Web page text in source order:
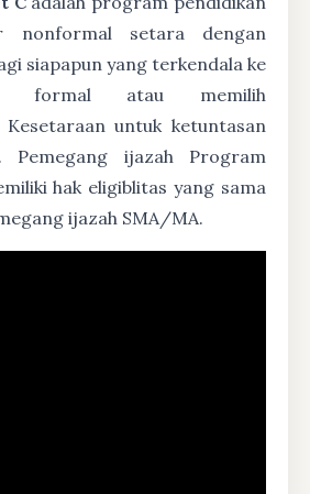
nonformal setara dengan
siapapun yang terkendala ke
formal atau memilih
Kesetaraan untuk ketuntasan
Pemegang ijazah Program
hak eligiblitas yang sama
ijazah SMA/MA.